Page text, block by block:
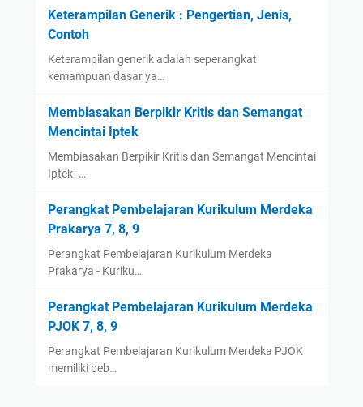
Keterampilan Generik : Pengertian, Jenis,
Contoh
Keterampilan generik adalah seperangkat
kemampuan dasar ya…
Membiasakan Berpikir Kritis dan Semangat
Mencintai Iptek
Membiasakan Berpikir Kritis dan Semangat Mencintai
Iptek -…
Perangkat Pembelajaran Kurikulum Merdeka
Prakarya 7, 8, 9
Perangkat Pembelajaran Kurikulum Merdeka
Prakarya - Kuriku…
Perangkat Pembelajaran Kurikulum Merdeka
PJOK 7, 8, 9
Perangkat Pembelajaran Kurikulum Merdeka PJOK
memiliki beb…